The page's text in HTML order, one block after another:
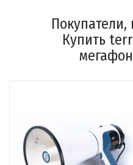
Купить